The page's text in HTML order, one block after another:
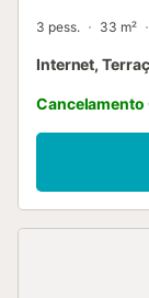
3 pess. 33 m²
Internet,
Cancelamento